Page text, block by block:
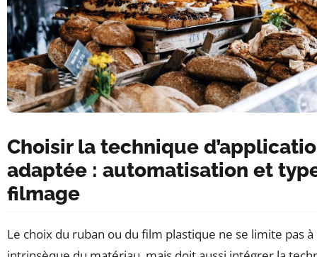
Choisir la technique
adaptée : automatisation et
filmage
Le choix du ruban ou du film plastique ne se limite pas